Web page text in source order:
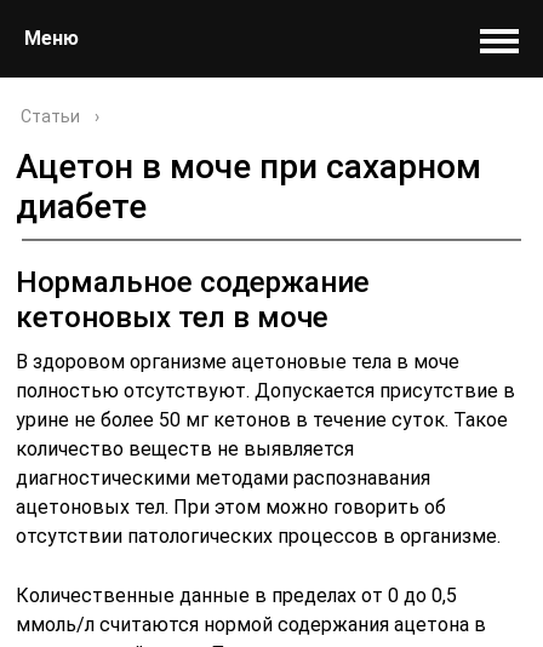
Меню
Статьи ›
Ацетон в моче при сахарном
диабете
Нормальное содержание
кетоновых тел в моче
В здоровом организме ацетоновые тела в моче
полностью отсутствуют. Допускается присутствие в
урине не более 50 мг кетонов в течение суток. Такое
количество веществ не выявляется
диагностическими методами распознавания
ацетоновых тел. При этом можно говорить об
отсутствии патологических процессов в организме.
Количественные данные в пределах от 0 до 0,5
ммоль/л считаются нормой содержания ацетона в